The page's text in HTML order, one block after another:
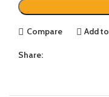
Compare Add
Share: